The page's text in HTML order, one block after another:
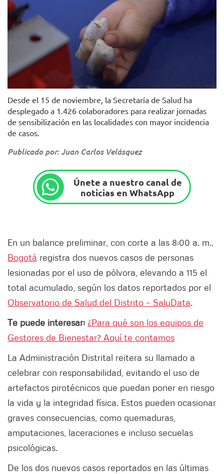
Foto: Secretaría de Salud
Desde el 15 de noviembre, la Secretaría de Salud ha
desplegado a 1.426 colaboradores para realizar jornadas
de sensibilización en las localidades con mayor incidencia
de casos.
Publicado por: Juan Carlos Velásquez
Únete a nuestro canal de
noticias en WhatsApp
En un balance preliminar, con corte a las 8:00 a. m.,
Bogotá registra dos nuevos casos de personas
lesionadas por el uso de pólvora, elevando a 115 el
total acumulado, según los datos reportados por el
Observatorio de Salud del Distrito – SaluData.
Te puede interesar: ¿Para qué son los equipos de
Gestores de Bienestar? Aquí te contamos
La Administración Distrital reitera su llamado a
celebrar con responsabilidad, evitando el uso de
artefactos pirotécnicos que puedan poner en riesgo
la vida y la integridad física. Estos pueden ocasionar
graves consecuencias, como quemaduras,
amputaciones, laceraciones e incluso secuelas
psicológicas.
De los dos nuevos casos reportados en las últimas